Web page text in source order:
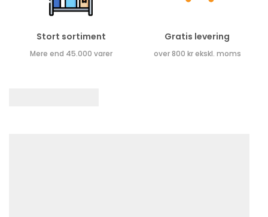
Stort sortiment
Mere end 45.000 varer
Gratis levering
over 800 kr ekskl. moms